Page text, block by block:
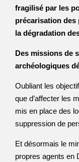
fragilisé par les
précarisation
la dégradation
Des missions de
archéologiques
Oubliant les
que d’affecter les
mis en place des
suppression de
Et désormais le
propres agents en